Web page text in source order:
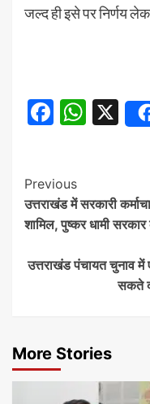
जल्द ही इसे पर निर्णय
X
Continue
Reading
Previous
उत्तराखंड में सरकारी
शामिल, पुष्कर धामी
उत्तराखंड पंचायत चुनाव में
सकते
More Stories